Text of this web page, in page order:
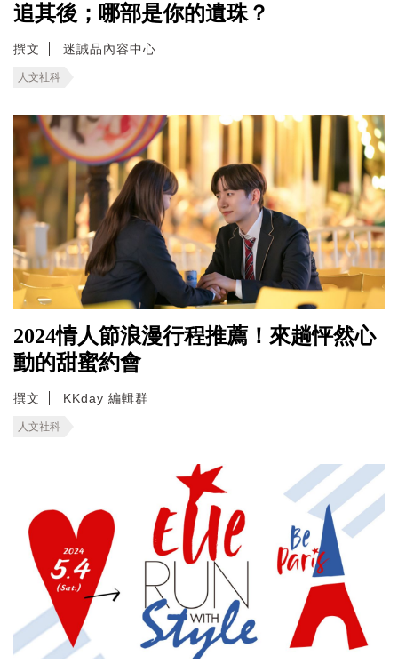
追其後；哪部是你的遺珠？
撰文 迷誠品內容中心
人文社科
2024情人節浪漫行程推薦！來趟怦然心
動的甜蜜約會
撰文 KKday 編輯群
人文社科